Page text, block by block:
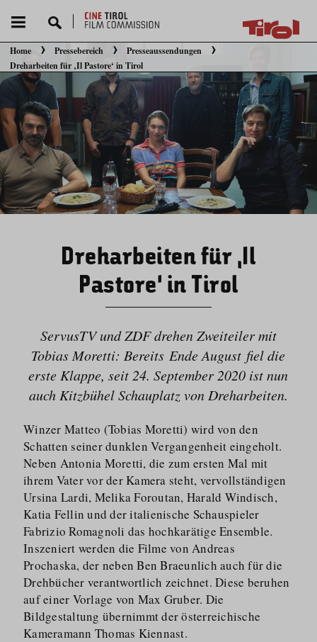
Sie befinden sich hier:
Home Pressebereich
Presseaussendungen
Dreharbeiten für ‚Il Pastore‘ in Tirol
Dreharbeiten für ‚Il
Pastore‘ in Tirol
ServusTV und ZDF drehen Zweiteiler mit
Tobias Moretti: Bereits Ende August fiel die
erste Klappe, seit 24. September 2020 ist nun
auch Kitzbühel Schauplatz von Dreharbeiten.
Winzer Matteo (Tobias Moretti) wird von den
Schatten seiner dunklen Vergangenheit eingeholt.
Neben Antonia Moretti, die zum ersten Mal mit
ihrem Vater vor der Kamera steht, vervollständigen
Ursina Lardi, Melika Foroutan, Harald Windisch,
Katia Fellin und der italienische Schauspieler
Fabrizio Romagnoli das hochkarätige Ensemble.
Inszeniert werden die Filme von Andreas
Prochaska, der neben Ben Braeunlich auch für die
Drehbücher verantwortlich zeichnet. Diese beruhen
auf einer Vorlage von Max Gruber. Die
Bildgestaltung übernimmt der österreichische
Kameramann Thomas Kiennast.